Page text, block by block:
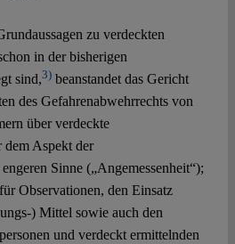
zu verdeckten
in der bisherigen
sind,3)beanstandet das Gericht
des Gefahrenabwehrrechts von
über verdeckte
dem Aspekt der
Sinne („Angemessenheit“);
Observationen, den Einsatz
) Mittel sowie auch den
und verdeckt ermittelnden